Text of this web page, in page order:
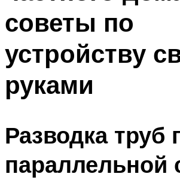
советы по
устройству
руками
Разводка труб
параллельной